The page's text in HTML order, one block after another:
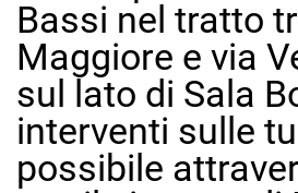
Bassi nel tratto
Maggiore e via
sul lato di Sala
interventi sulle
possibile